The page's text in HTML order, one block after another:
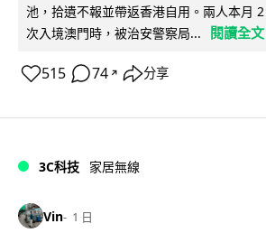
池，拾遺不報並帶返香港自用。兩人本月
次入境澳門時，被治安警察局...
閱讀全文
515 74 ↗ 分享
3C科技 家居無線
Vin 1 日